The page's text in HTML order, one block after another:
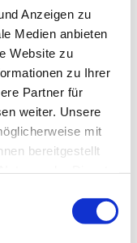
Anzeigen zu
Medien anbieten
Website zu
zu Ihrer
Partner für
weiter. Unsere
mit
bereitgestellt